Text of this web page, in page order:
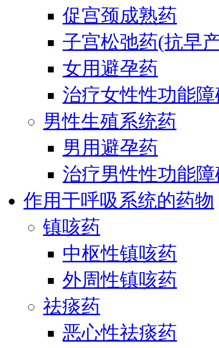
促宫颈成熟药
子宫松弛药(抗早
女用避孕药
治疗女性性功能
男性生殖系统药
男用避孕药
治疗男性性功能
作用于呼吸系统的药物
镇咳药
中枢性镇咳药
外周性镇咳药
祛痰药
恶心性祛痰药